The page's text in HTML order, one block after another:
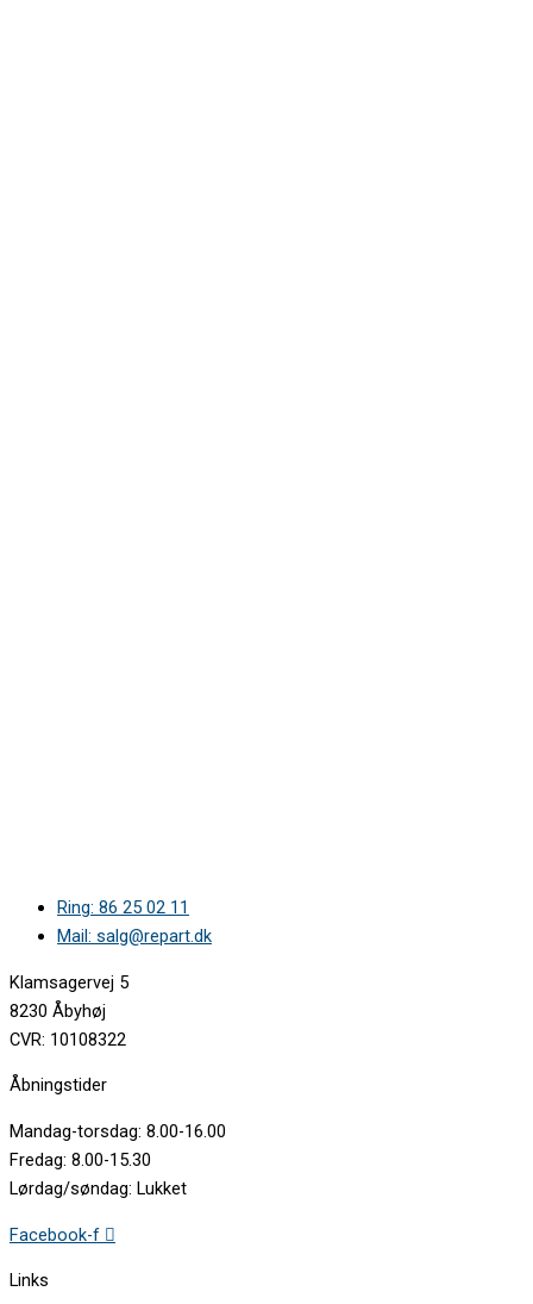
Ring: 86 25 02 11
Mail: salg@repart.dk
Klamsagervej 5
8230 Åbyhøj
CVR: 10108322
Åbningstider
Mandag-torsdag: 8.00-16.00
Fredag: 8.00-15.30
Lørdag/søndag: Lukket
Facebook-f
Links